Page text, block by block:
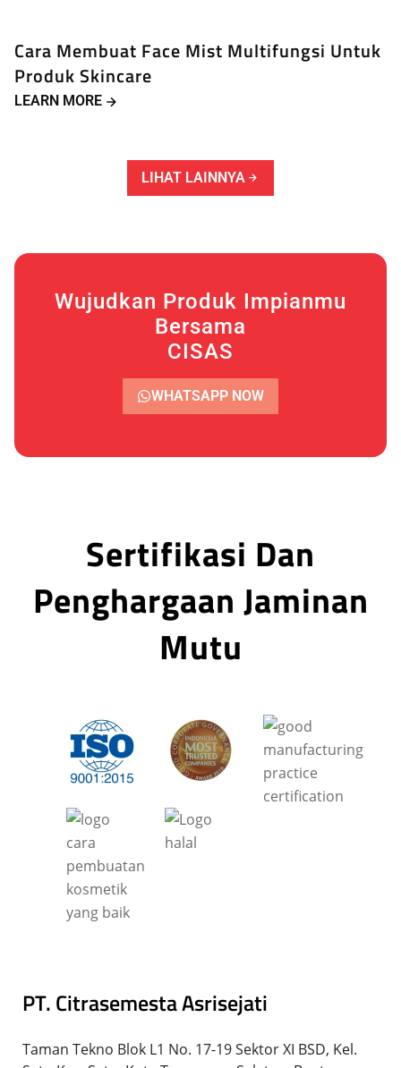
Cara Membuat Face Mist Multifungsi Untuk
Produk Skincare
LEARN MORE
LIHAT LAINNYA
Wujudkan Produk Impianmu
Bersama
CISAS
WHATSAPP NOW
Sertifikasi Dan
Penghargaan Jaminan
Mutu
PT. Citrasemesta Asrisejati
Taman Tekno Blok L1 No. 17-19 Sektor XI BSD, Kel.